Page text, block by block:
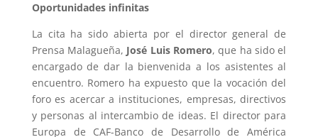
Oportunidades infinitas
La cita ha sido abierta por el director general de
Prensa Malagueña, José Luis Romero, que ha sido el
encargado de dar la bienvenida a los asistentes al
encuentro. Romero ha expuesto que la vocación del
foro es acercar a instituciones, empresas, directivos
y personas al intercambio de ideas. El director para
Europa de CAF-Banco de Desarrollo de América